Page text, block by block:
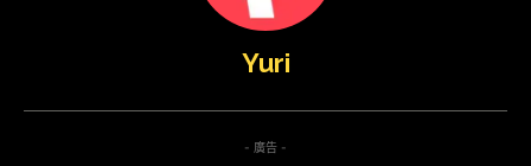
Yuri
- 廣告 -